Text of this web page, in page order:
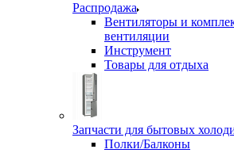
Распродажа
Вентиляторы и
вентиляции
Инструмент
Товары для отдыха
Запчасти для бытовых
Полки/Балконы